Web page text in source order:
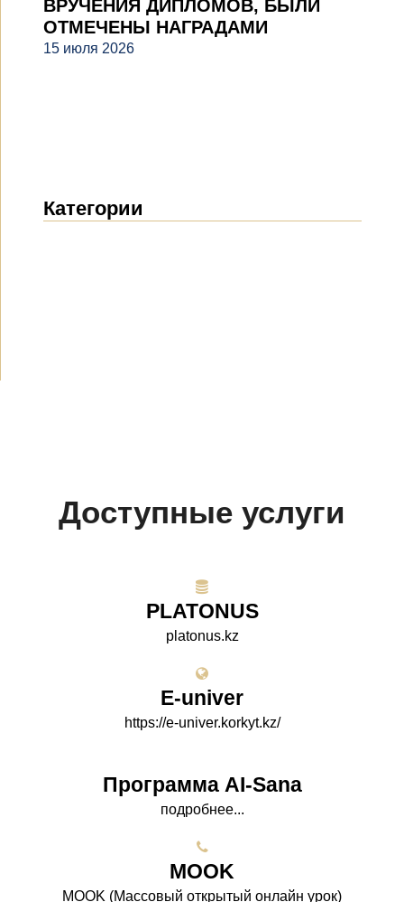
ВРУЧЕНИЯ ДИПЛОМОВ, БЫЛИ
ОТМЕЧЕНЫ НАГРАДАМИ
15 июля 2026
Категории
Доступные услуги
PLATONUS
platonus.kz
E-univer
https://e-univer.korkyt.kz/
Программа AI-Sana
подробнее...
МООK
МООK (Массовый открытый онлайн урок)